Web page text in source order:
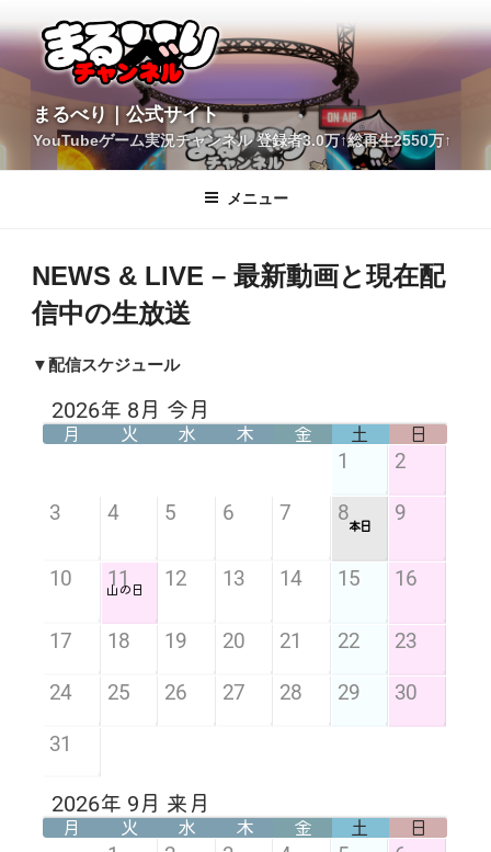
ン
テ
へ
ス
まるべり｜公式サイト
YouTubeゲーム実況チャンネル 登録者3.0万↑総再生2550万↑
メニュー
NEWS & LIVE – 最新動画と現在配
信中の生放送
▼配信スケジュール